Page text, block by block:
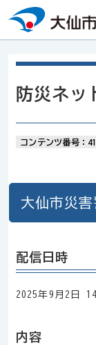
本文へスキップ
防災ネッ
コンテンツ番号：
大仙市災
配信日時
2025年9月2日
内容